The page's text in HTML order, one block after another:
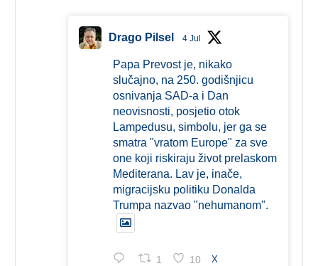
Drago Pilsel 4 Jul
Papa Prevost je, nikako
slučajno, na 250. godišnjicu
osnivanja SAD-a i Dan
neovisnosti, posjetio otok
Lampedusu, simbolu, jer ga se
smatra "vratom Europe" za sve
one koji riskiraju život prelaskom
Mediterana. Lav je, inače,
migracijsku politiku Donalda
Trumpa nazvao "nehumanom".
1 10 X